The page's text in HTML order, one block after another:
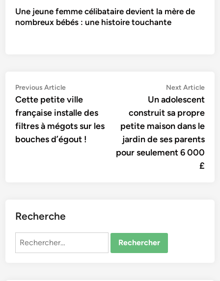
Une jeune femme célibataire devient la mère de
nombreux bébés : une histoire touchante
Navigation
de
l’article
Previous ArticlePrevious
article:
Cette petite ville
française installe des
filtres à mégots sur les
bouches d’égout !
Next Article
Un adolescent
construit sa propre
petite maison dans le
jardin de ses parents
pour seulement 6 000
£
Recherche
Rechercher :